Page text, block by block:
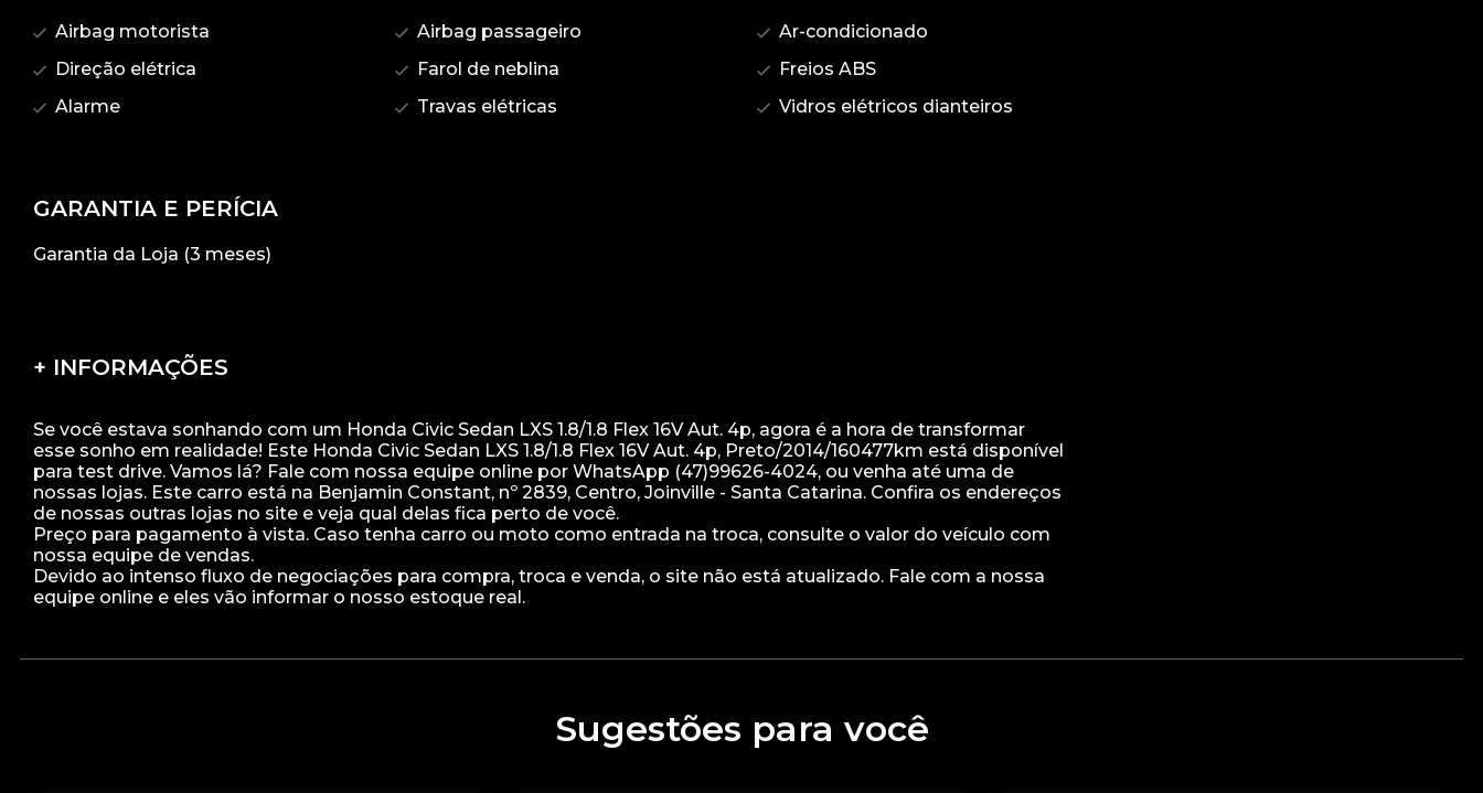
Airbag motorista Airbag passageiro
Ar-condicionado
Direção elétrica
Farol de neblina
Freios ABS
Alarme
Travas elétricas Vidros elétricos dianteiros
GARANTIA E PERÍCIA
Garantia da Loja (3 meses)
+ INFORMAÇÕES
Se você estava sonhando com um Honda Civic Sedan LXS 1.8/1.8 Flex 16V Aut. 4p, agora é a hora de transformar
esse sonho em realidade! Este Honda Civic Sedan LXS 1.8/1.8 Flex 16V Aut. 4p, Preto/2014/160477km está disponível
para test drive. Vamos lá? Fale com nossa equipe online por WhatsApp (47)99626-4024, ou venha até uma de
nossas lojas. Este carro está na Benjamin Constant, nº 2839, Centro, Joinville - Santa Catarina. Confira os endereços
de nossas outras lojas no site e veja qual delas fica perto de você.
Preço para pagamento à vista. Caso tenha carro ou moto como entrada na troca, consulte o valor do veículo com
nossa equipe de vendas.
Devido ao intenso fluxo de negociações para compra, troca e venda, o site não está atualizado. Fale com a nossa
Sugestões para você